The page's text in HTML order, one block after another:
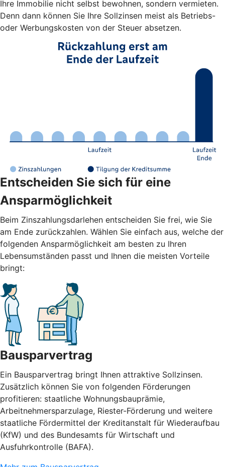
Ihre Immobilie nicht selbst bewohnen, sondern vermieten.
Denn dann können Sie Ihre Sollzinsen meist als Betriebs-
oder Werbungskosten von der Steuer absetzen.
Entscheiden Sie sich für eine
Ansparmöglichkeit
Beim Zinszahlungsdarlehen entscheiden Sie frei, wie Sie
am Ende zurückzahlen. Wählen Sie einfach aus, welche der
folgenden Ansparmöglichkeit am besten zu Ihren
Lebensumständen passt und Ihnen die meisten Vorteile
bringt:
Bausparvertrag
Ein Bausparvertrag bringt Ihnen attraktive Sollzinsen.
Zusätzlich können Sie von folgenden Förderungen
profitieren: staatliche Wohnungsbauprämie,
Arbeitnehmersparzulage, Riester-Förderung und weitere
staatliche Fördermittel der Kreditanstalt für Wiederaufbau
(KfW) und des Bundesamts für Wirtschaft und
Ausfuhrkontrolle (BAFA).